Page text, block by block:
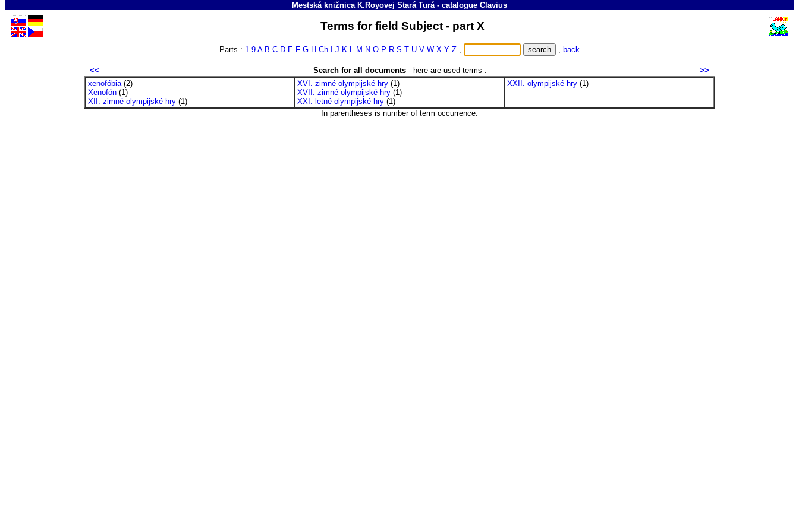
Mestská knižnica K.Royovej Stará Turá- catalogue Clavius
Terms for field Subject - part X
Parts : 1-9 A B C D E F G H Ch J K L M N O P R S T U V W X Y Z , , back
<< Search for all documents- here are used terms :
>>
xenofóbia(2)
Xenofón (1)
XII. zimné olympijské hry (1)
XVI. zimné olympijské hry (1)
XVII. zimné olympijské hry (1)
XXI. letné olympijské hry (1)
XXII. olympijské hry (1)
In parentheses is number of term occurrence.